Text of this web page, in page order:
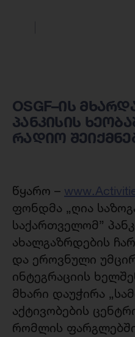
OSGF–ის
პანკისის
რადიო
წყარო –
ფონდმა „ღია
საქართველომ”
ახალგაზრდების
და ეროვნული
ინტეგრაციის
მხარი დაუჭირა
აქტივობების
რომლის